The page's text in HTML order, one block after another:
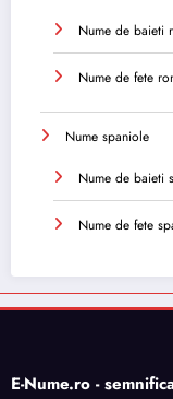
Nume de baieti
Nume de fete
Nume spaniole
Nume de baieti
Nume de fete
E-Nume.ro -